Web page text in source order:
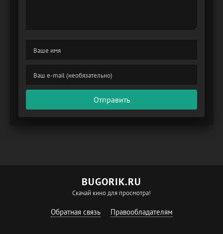
Отправить
BUGORIK.RU
Скачай кино для просмотра!
Обратная связь Правообладателям